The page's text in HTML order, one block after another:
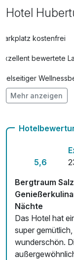
haben viele Tipps
Zimmer: 2
*Kinderpreise
Hotel
Parkplatz kostenfrei
Exzellent bewertete
Vielseitiger
Hunde im Hotel
Fitnessgeräte stehen
Kostenloses W-LAN
Mit Hotelbar
Mehr anzeigen
5,6
Bergtraum
Nächte
Das Hotel hat
super
wunderschön.